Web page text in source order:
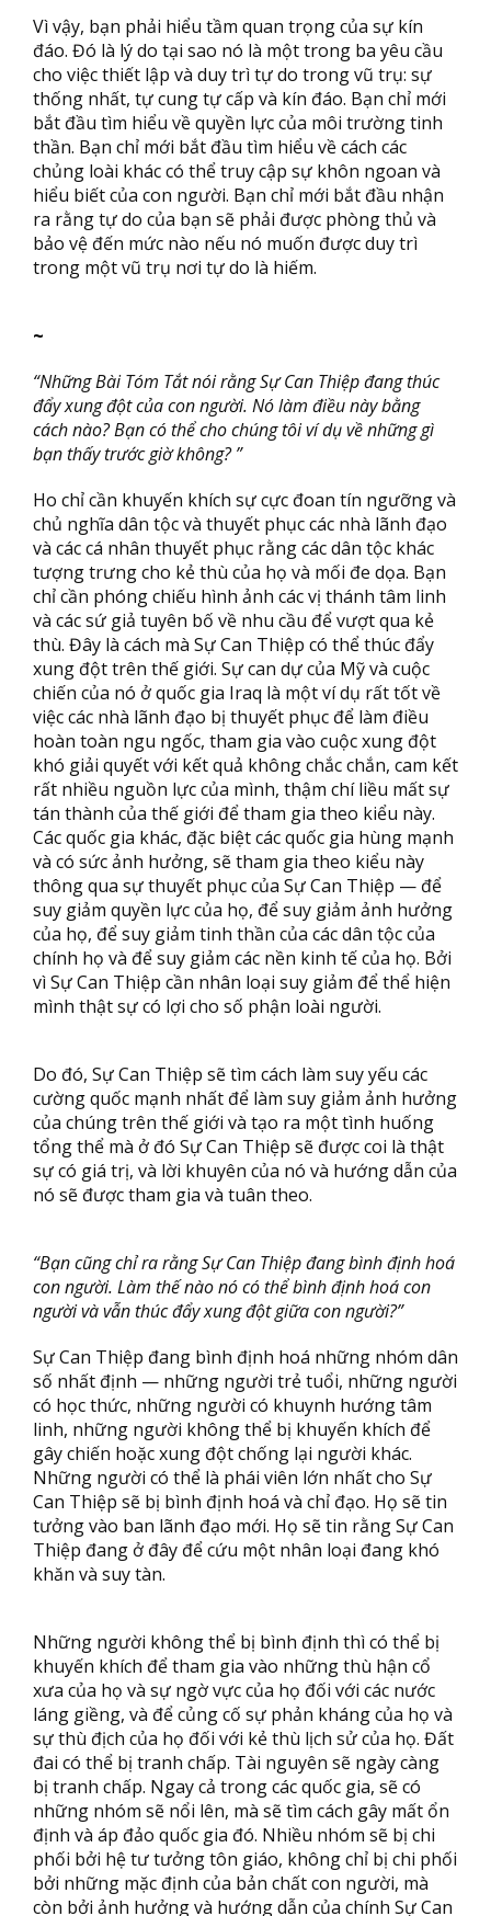
Vì vậy, bạn phải hiểu tầm quan trọng của sự kín
đáo. Đó là lý do tại sao nó là một trong ba yêu cầu
cho việc thiết lập và duy trì tự do trong vũ trụ: sự
thống nhất, tự cung tự cấp và kín đáo. Bạn chỉ mới
bắt đầu tìm hiểu về quyền lực của môi trường tinh
thần. Bạn chỉ mới bắt đầu tìm hiểu về cách các
chủng loài khác có thể truy cập sự khôn ngoan và
hiểu biết của con người. Bạn chỉ mới bắt đầu nhận
ra rằng tự do của bạn sẽ phải được phòng thủ và
bảo vệ đến mức nào nếu nó muốn được duy trì
trong một vũ trụ nơi tự do là hiếm.
~
“Những Bài Tóm Tắt nói rằng Sự Can Thiệp đang thúc
đẩy xung đột của con người. Nó làm điều này bằng
cách nào? Bạn có thể cho chúng tôi ví dụ về những gì
bạn thấy trước giờ không? ”
Ho chỉ cần khuyến khích sự cực đoan tín ngưỡng và
chủ nghĩa dân tộc và thuyết phục các nhà lãnh đạo
và các cá nhân thuyết phục rằng các dân tộc khác
tượng trưng cho kẻ thù của họ và mối đe dọa. Bạn
chỉ cần phóng chiếu hình ảnh các vị thánh tâm linh
và các sứ giả tuyên bố về nhu cầu để vượt qua kẻ
thù. Đây là cách mà Sự Can Thiệp có thể thúc đẩy
xung đột trên thế giới. Sự can dự của Mỹ và cuộc
chiến của nó ở quốc gia Iraq là một ví dụ rất tốt về
việc các nhà lãnh đạo bị thuyết phục để làm điều
hoàn toàn ngu ngốc, tham gia vào cuộc xung đột
khó giải quyết với kết quả không chắc chắn, cam kết
rất nhiều nguồn lực của mình, thậm chí liều mất sự
tán thành của thế giới để tham gia theo kiểu này.
Các quốc gia khác, đặc biệt các quốc gia hùng mạnh
và có sức ảnh hưởng, sẽ tham gia theo kiểu này
thông qua sự thuyết phục của Sự Can Thiệp — để
suy giảm quyền lực của họ, để suy giảm ảnh hưởng
của họ, để suy giảm tinh thần của các dân tộc của
chính họ và để suy giảm các nền kinh tế của họ. Bởi
vì Sự Can Thiệp cần nhân loại suy giảm để thể hiện
mình thật sự có lợi cho số phận loài người.
Do đó, Sự Can Thiệp sẽ tìm cách làm suy yếu các
cường quốc mạnh nhất để làm suy giảm ảnh hưởng
của chúng trên thế giới và tạo ra một tình huống
tổng thể mà ở đó Sự Can Thiệp sẽ được coi là thật
sự có giá trị, và lời khuyên của nó và hướng dẫn của
nó sẽ được tham gia và tuân theo.
“Bạn cũng chỉ ra rằngSự Can Thiệp đang bình định hoá
con người. Làm thế nào nó có thể bình định hoá con
người và vẫn thúc đẩy xung đột giữa con người?”
Sự Can Thiệp đang bình định hoá những nhóm dân
số nhất định — những người trẻ tuổi, những người
có học thức, những người có khuynh hướng tâm
linh, những người không thể bị khuyến khích để
gây chiến hoặc xung đột chống lại người khác.
Những người có thể là phái viên lớn nhất cho Sự
Can Thiệp sẽ bị bình định hoá và chỉ đạo. Họ sẽ tin
tưởng vào ban lãnh đạo mới. Họ sẽ tin rằng Sự Can
Thiệp đang ở đây để cứu một nhân loại đang khó
khăn và suy tàn.
Những người không thể bị bình định thì có thể bị
khuyến khích để tham gia vào những thù hận cổ
xưa của họ và sự ngờ vực của họ đối với các nước
láng giềng, và để củng cố sự phản kháng của họ và
sự thù địch của họ đối với kẻ thù lịch sử của họ. Đất
đai có thể bị tranh chấp. Tài nguyên sẽ ngày càng
bị tranh chấp. Ngay cả trong các quốc gia, sẽ có
những nhóm sẽ nổi lên, mà sẽ tìm cách gây mất ổn
định và áp đảo quốc gia đó. Nhiều nhóm sẽ bị chi
phối bởi hệ tư tưởng tôn giáo, không chỉ bị chi phối
bởi những mặc định của bản chất con người, mà
còn bởi ảnh hưởng và hướng dẫn của chính Sự Can